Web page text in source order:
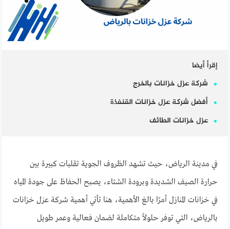
إقرأ أيضا
شركة عزل خزانات بالخرج
أفضل شركة عزل خزانات القنفذة
عزل خزانات الطائف
في مدينة الرياض، حيث تشهد الظروف الجوية تقلبات كبيرة بين
حرارة الصيف الشديدة وبرودة الشتاء، يصبح الحفاظ على جودة المياه
في خزانات المنازل أمرًا بالغ الأهمية، هنا تأتي أهمية شركة عزل خزانات
بالرياض، التي توفر حلولاً متكاملة لضمان فعالية وعمر طويل